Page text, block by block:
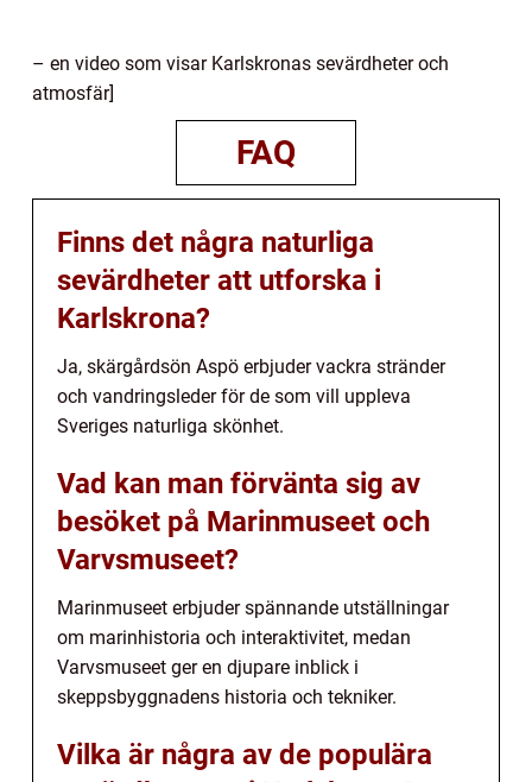
– en video som visar Karlskronas sevärdheter och
atmosfär]
FAQ
Finns det några naturliga
sevärdheter att utforska i
Karlskrona?
Ja, skärgårdsön Aspö erbjuder vackra stränder
och vandringsleder för de som vill uppleva
Sveriges naturliga skönhet.
Vad kan man förvänta sig av
besöket på Marinmuseet och
Varvsmuseet?
Marinmuseet erbjuder spännande utställningar
om marinhistoria och interaktivitet, medan
Varvsmuseet ger en djupare inblick i
skeppsbyggnadens historia och tekniker.
Vilka är några av de populära